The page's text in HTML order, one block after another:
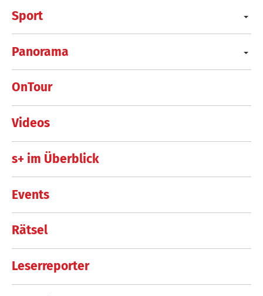
Sport
Panorama
OnTour
Videos
s+ im Überblick
Events
Rätsel
Leserreporter